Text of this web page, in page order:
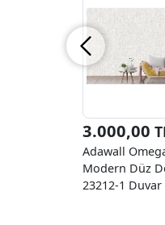
3.000,00
Adawall
Modern Düz
23212-1 Duvar